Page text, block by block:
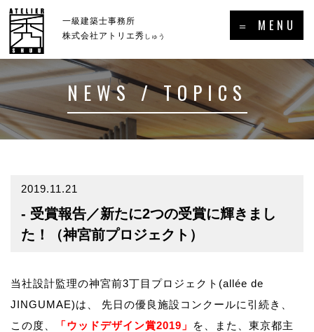
＝ MENU
一級建築士事務所
株式会社アトリエ秀 しゅう ×
ホーム
－HOME
新着情報・トピックス
事業案内
－SERVICE
プロフィール
－PROFILE
メディア掲載・出演・講演等
NEWS / TOPICS
2019.11.21
- 受賞報告／新たに2つの受賞に輝きまし
た！（神宮前プロジェクト）
当社設計監理の神宮前3丁目プロジェクト(allée de
JINGUMAE)は、 先日の優良施設コンクールに引続き、
この度、
「ウッドデザイン賞2019」
を、また、東京都主